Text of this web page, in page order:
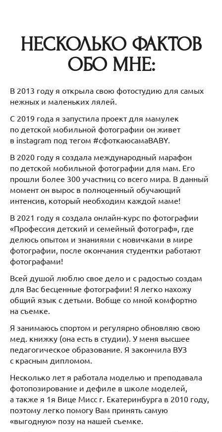
НЕСКОЛЬКО ФАКТОВ
ОБО МНЕ:
В 2013 году я открыла свою фотостудию для самых
нежных и маленьких лялей.
С 2019 года я запустила проект для мамулек
по детской мобильной фотографии он живет
в instagram под тегом #сфоткаюсамаBABY.
В 2020 году я создала международный марафон
по детской мобильной фотографии для мам. Его
прошли более 300 участниц со всего мира. В данный
момент он вырос в полноценный обучающий
интенсив, который необходим каждой маме!
В 2021 году я создала онлайн-курс по фотографии
«Профессия детский и семейный фотограф», где
делюсь опытом и знаниями с новичками в мире
фотографии, после окончания студентки работают
фотографами!
Всей душой люблю свое дело и с радостью создам
для Вас бесценные фотографии! Я легко нахожу
общий язык с детьми. Вобще со мной комфортно
на съемке.
Я занимаюсь спортом и регулярно обновляю свою
мед. книжку (она есть в студии). У меня высшее
педагогическое образование. Я закончила ВУЗ
с красным дипломом.
Несколько лет я работала моделью и преподавала
фотопозирование и дефиле в школе моделей,
а также я 1я Вице Мисс г. Екатеринбурга в 2010 году,
поэтому легко помогу Вам принять самую
«выгодную» позу на нашей съемке.